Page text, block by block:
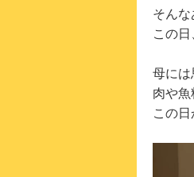
そんな
この
母には
肉や魚
この